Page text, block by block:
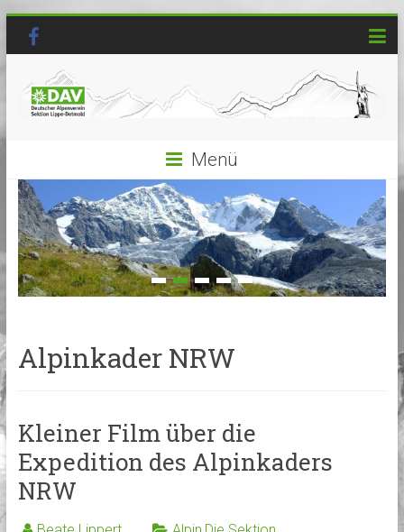
Menü
Alpinkader NRW
Kleiner Film über die
Expedition des Alpinkaders
NRW